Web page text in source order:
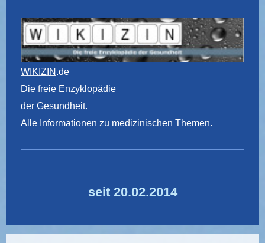
WIKIZIN .de
Die freie Enzyklopädie
der Gesundheit.
Alle Informationen zu medizinischen Themen.
seit 20.02.2014